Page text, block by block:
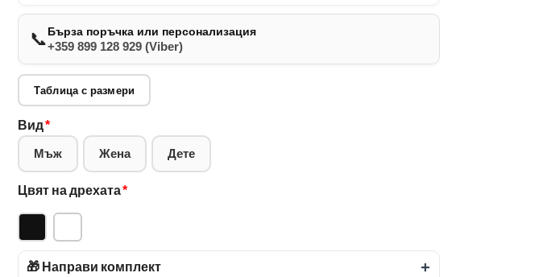
📞Бърза поръчка или персонализация
+359 899 128 929 (Viber)
Таблица с размери
Вид*
Мъж Жена Дете
Цвят на дрехата*
🎁 Направи комплект +